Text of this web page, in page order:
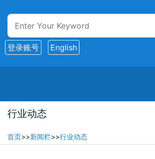
登录账号 English
行业动态
首页>>新闻栏>>行业动态